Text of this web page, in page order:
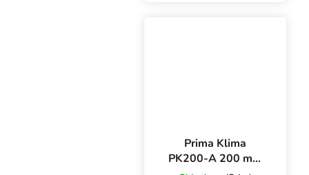
Prima Klima
PK200-A 200 mm